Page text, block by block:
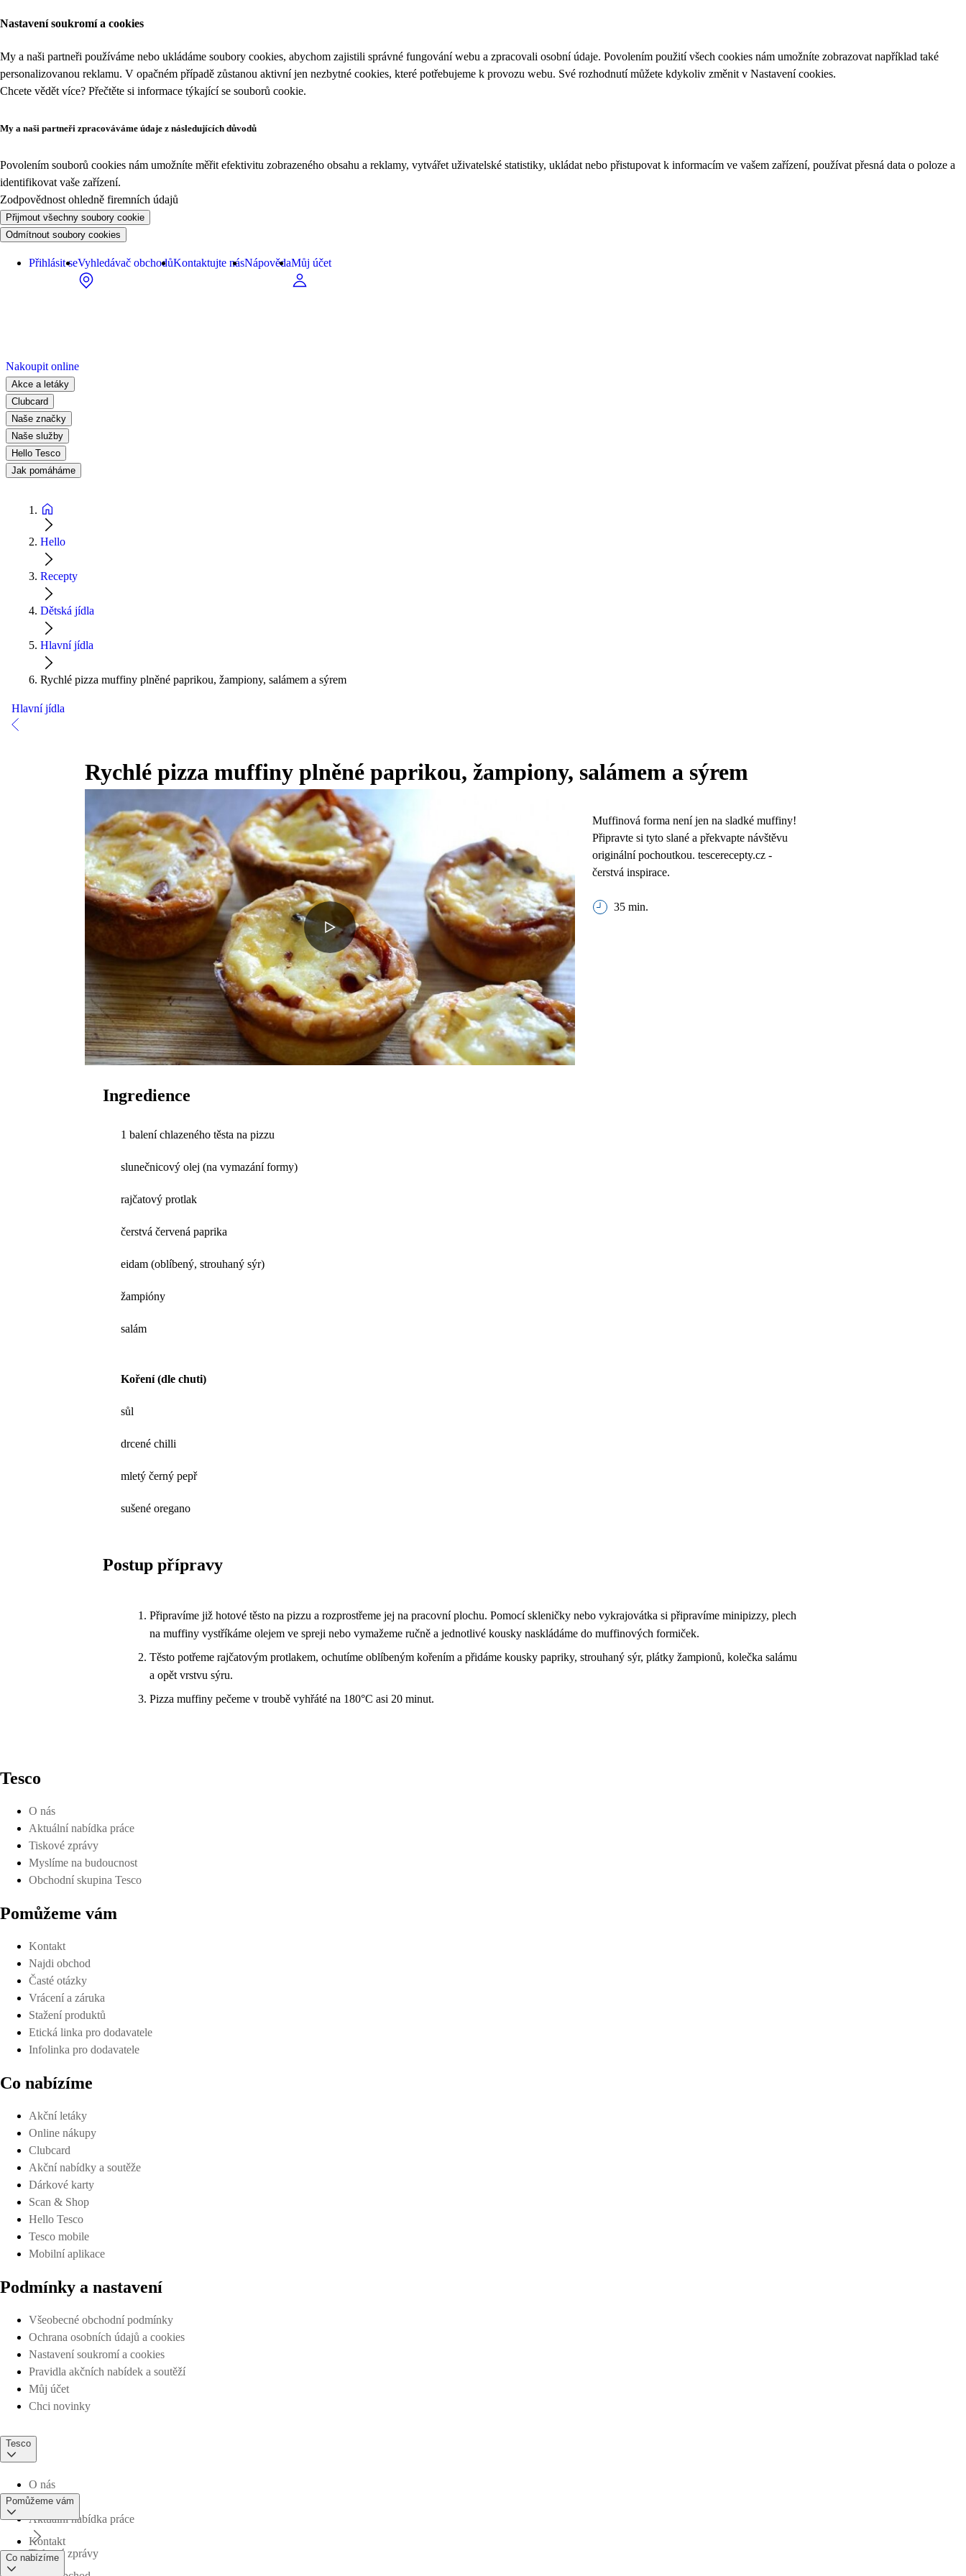
Nastavení soukromí a cookies
My a naši partneři používáme nebo ukládáme soubory cookies, abychom zajistili správné fungování webu a zpracovali osobní údaje. Povolením použití všech cookies nám umožníte zobrazovat například také
personalizovanou reklamu. V opačném případě zůstanou aktivní jen nezbytné cookies, které potřebujeme k provozu webu. Své rozhodnutí můžete kdykoliv změnit v Nastavení cookies.
Chcete vědět více? Přečtěte si informace týkající se souborů cookie.
My a naši partneři zpracováváme údaje z následujících důvodů
Povolením souborů cookies nám umožníte měřit efektivitu zobrazeného obsahu a reklamy, vytvářet uživatelské statistiky, ukládat nebo přistupovat k informacím ve vašem zařízení, používat přesná data o poloze a
identifikovat vaše zařízení.
Zodpovědnost ohledně firemních údajů
Přijmout všechny soubory cookie
Odmítnout soubory cookies
Přihlásit seVyhledávač obchodůKontaktujte násNápovědaMůj účet
Nakoupit online
Akce a letáky
Clubcard
Naše značky
Naše služby
Hello Tesco
Jak pomáháme
Hello
Recepty
Dětská jídla
Hlavní jídla
Rychlé pizza muffiny plněné paprikou, žampiony, salámem a sýrem
Hlavní jídla
Rychlé pizza muffiny plněné paprikou, žampiony, salámem a sýrem
Muffinová forma není jen na sladké muffiny!
Připravte si tyto slané a překvapte návštěvu
originální pochoutkou. tescerecepty.cz -
čerstvá inspirace.
35 min.
Ingredience
1 balení chlazeného těsta na pizzu
slunečnicový olej (na vymazání formy)
rajčatový protlak
čerstvá červená paprika
eidam (oblíbený, strouhaný sýr)
žampióny
salám
Koření (dle chuti)
sůl
drcené chilli
mletý černý pepř
sušené oregano
Postup přípravy
Připravíme již hotové těsto na pizzu a rozprostřeme jej na pracovní plochu. Pomocí skleničky nebo vykrajovátka si připravíme minipizzy, plech
na muffiny vystříkáme olejem ve spreji nebo vymažeme ručně a jednotlivé kousky naskládáme do muffinových formiček.
Těsto potřeme rajčatovým protlakem, ochutíme oblíbeným kořením a přidáme kousky papriky, strouhaný sýr, plátky žampionů, kolečka salámu
a opět vrstvu sýru.
Pizza muffiny pečeme v troubě vyhřáté na 180°C asi 20 minut.
Tesco
O nás
Aktuální nabídka práce
Tiskové zprávy
Myslíme na budoucnost
Obchodní skupina Tesco
Pomůžeme vám
Kontakt
Najdi obchod
Časté otázky
Vrácení a záruka
Stažení produktů
Etická linka pro dodavatele
Infolinka pro dodavatele
Co nabízíme
Akční letáky
Online nákupy
Clubcard
Akční nabídky a soutěže
Dárkové karty
Scan & Shop
Hello Tesco
Tesco mobile
Mobilní aplikace
Podmínky a nastavení
Všeobecné obchodní podmínky
Ochrana osobních údajů a cookies
Nastavení soukromí a cookies
Pravidla akčních nabídek a soutěží
Můj účet
Chci novinky
Tesco
O nás
Aktuální nabídka práce
Tiskové zprávy
Pomůžeme vám
Kontakt
Co nabízíme